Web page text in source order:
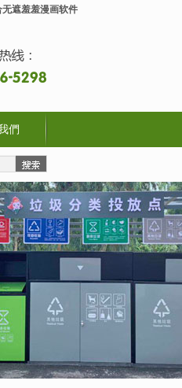
遮羞羞漫画软件
們